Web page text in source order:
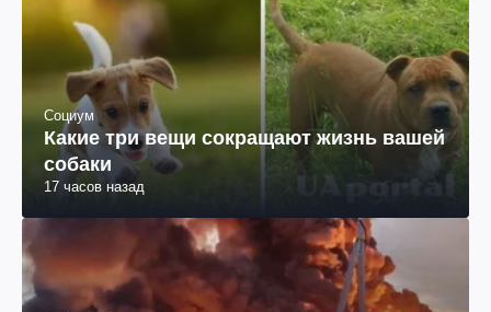
Социум
Какие три вещи сокращают жизнь вашей
собаки
17 часов назад